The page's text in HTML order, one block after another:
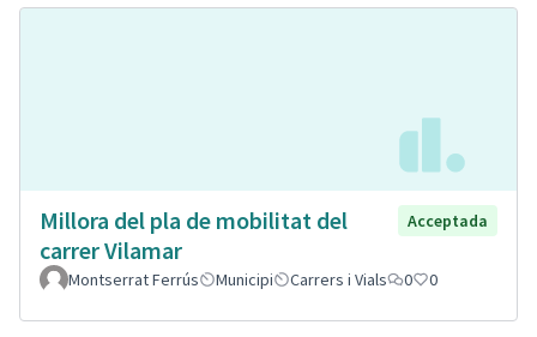
Millora del pla de mobilitat del
carrer Vilamar
Acceptada
Montserrat Ferrús Municipi Carrers i Vials 0 0